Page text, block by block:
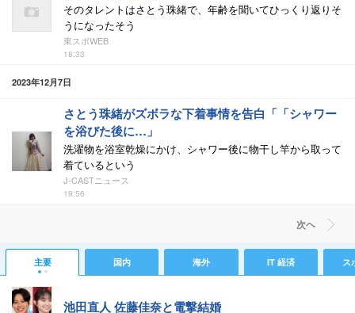
そのタレントはさとう珠緒で、年齢を聞いてひっくり返りそ
うになったそう
東スポWEB
18:33
2023年12月7日
さとう珠緒がズボラな下着事情を告白「「シャワー
を浴びた後に…」
洗濯物を浴室乾燥にかけ、シャワー後に物干し竿から取って
着ているという
J-CASTニュース
19:56
次ヘ
主要 国内 海外 IT 経済 ス
池田直人 佐藤佳奈と電撃結婚